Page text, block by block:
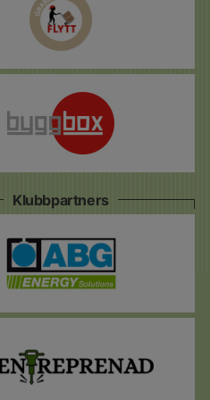
Klubbpartners